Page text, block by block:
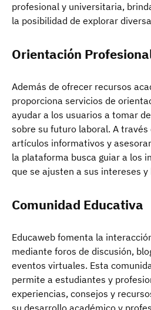
profesional y universitaria,
la posibilidad de explorar
Orientación
Además de ofrecer recursos
proporciona servicios de
ayudar a los usuarios a tomar
sobre su futuro laboral. A
artículos informativos y
la plataforma busca guiar a los
que se ajusten a sus intereses y
Comunidad Educativa
Educaweb fomenta la
mediante foros de discusión,
eventos virtuales. Esta
permite a estudiantes y
experiencias, consejos y
su desarrollo académico y